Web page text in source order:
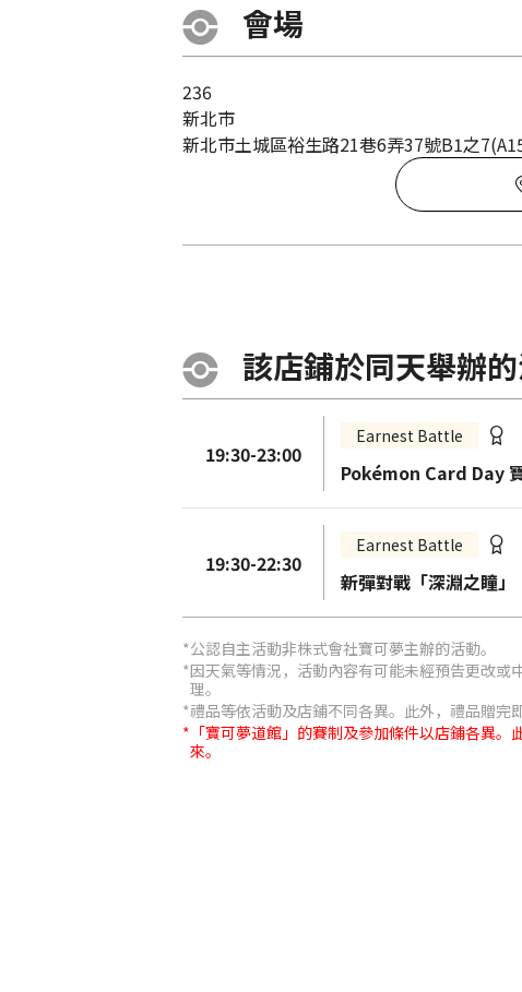
會場
236
新北市
新北市土城區裕生路21巷6弄37號B1之
該店鋪於同天舉辦
19:30-23:00
Earnest Battle
Pokémon Card Day
19:30-22:30
Earnest Battle
新彈對戰「深淵之瞳」
公認自主活動非株式會社寶可夢主辦的活動。
因天氣等情況，活動內容有可能未經預告更改或
理。
禮品等依活動及店鋪不同各異。此外，禮品贈完
「寶可夢道館」的賽制及參加條件以店鋪各異
來。